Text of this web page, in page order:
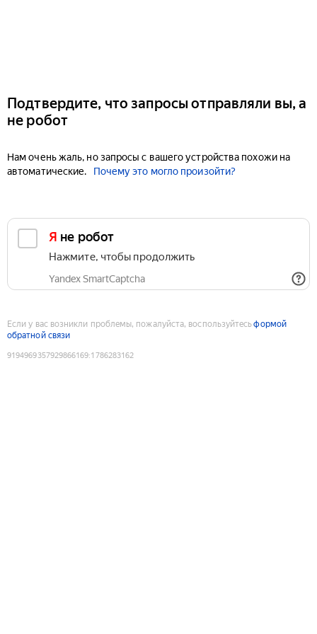
Подтвердите, что запросы отправляли вы, а
не робот
Нам очень жаль, но запросы с вашего устройства похожи на
автоматические.
Почему это могло произойти?
Я не робот
Нажмите, чтобы продолжить
Yandex SmartCaptcha
Если у вас возникли проблемы, пожалуйста, воспользуйтесьформой
обратной связи
9194969357929866169:1786283162